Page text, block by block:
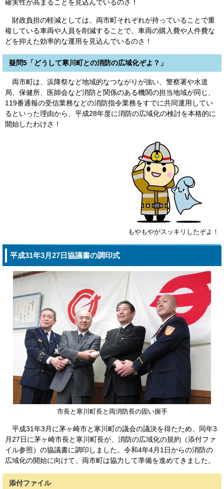
確実性が高まることを見込んでいるのさ！
財政負担の軽減としては、両市町それぞれが持っていることで重
複している車両や人員を削減することで、車両の購入費や人件費な
どを抑えた効率的な運用を見込んでいるのさ！
疑問5「どうして寒川町との消防の広域化ぞよ？」
両市町は、浜降祭など地域的なつながりが強い、警察署や水道
局、保健所、医師会など消防と関係のある機関の担当地域が同じ、
119番通報の受信業務などの消防指令業務をすでに共同運用してい
るといった理由から、平成28年度に消防の広域化の検討を本格的に
開始したわけさ！
もやもやがスッキリしたぞよ！
平成31年3月27日協議書の調印式
市長と寒川町長と両消防長の固い握手
平成31年3月に茅ヶ崎市と寒川町の議会の議決を得たため、同年3
月27日に茅ヶ崎市長と寒川町長が、消防の広域化の規約（添付ファ
イル参照）の協議書に調印しました。令和4年4月1日からの消防の
広域化の開始に向けて、両市町は協力して準備を進めてきました。
添付ファイル